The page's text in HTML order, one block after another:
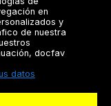
en
y
de nuestra
docfav
datos